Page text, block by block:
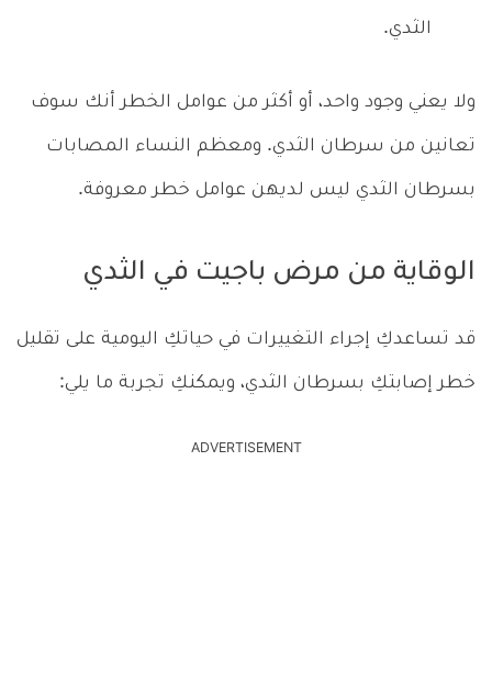
الثدي.
ولا يعني وجود واحد، أو أكثر من عوامل الخطر أنك سوف
تعانين من سرطان الثدي. ومعظم النساء المصابات
بسرطان الثدي ليس لديهن عوامل خطر معروفة.
الوقاية من مرض باجيت في الثدي
قد تساعدكِ إجراء التغييرات في حياتكِ اليومية على تقليل
خطر إصابتكِ بسرطان الثدي، ويمكنكِ تجربة ما يلي:
ADVERTISEMENT